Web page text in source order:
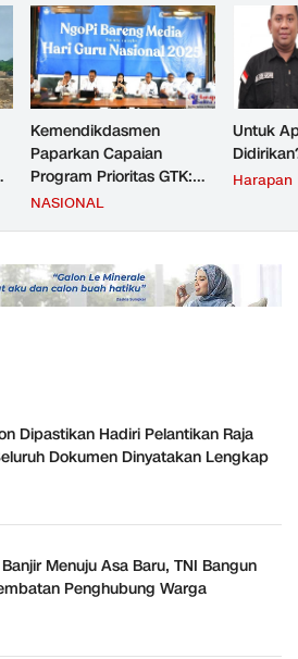
Kemendikdasmen
Paparkan Capaian
Program Prioritas GTK:
Kompetensi Meningkat,
NASIONAL
Untuk
Harapan
Dipastikan Hadiri Pelantikan Raja
Dokumen Dinyatakan Lengkap
Menuju Asa Baru, TNI Bangun
Penghubung Warga